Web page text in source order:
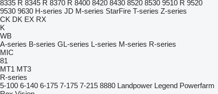
8335 R 8345 R 8370 R 8400 8420 8430 8520 8530 9510 R 9520
9530 9630 H-series JD M-series StarFire T-series Z-series
CK DK EX RX
K
WB
A-series B-series GL-series L-series M-series R-series
MIC
81
MT1 MT3
R-series
5-100 6-140 6-175 7-175 7-215 8880 Landpower Legend Powerfarm